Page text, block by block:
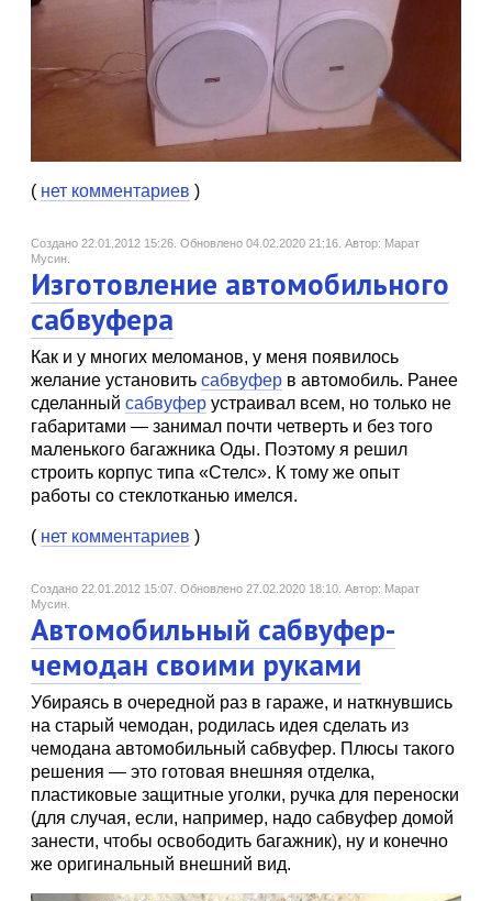
( нет комментариев )
Создано 22.01.2012 15:26. Обновлено 04.02.2020 21:16. Автор: Марат
Мусин.
Изготовление автомобильного
сабвуфера
Как и у многих меломанов, у меня появилось
желание установить сабвуфер в автомобиль. Ранее
сделанный сабвуфер устраивал всем, но только не
габаритами — занимал почти четверть и без того
маленького багажника Оды. Поэтому я решил
строить корпус типа «Стелс». К тому же опыт
работы со стеклотканью имелся.
( нет комментариев )
Создано 22.01.2012 15:07. Обновлено 27.02.2020 18:10. Автор: Марат
Мусин.
Автомобильный сабвуфер-
чемодан своими руками
Убираясь в очередной раз в гараже, и наткнувшись
на старый чемодан, родилась идея сделать из
чемодана автомобильный сабвуфер. Плюсы такого
решения — это готовая внешняя отделка,
пластиковые защитные уголки, ручка для переноски
(для случая, если, например, надо сабвуфер домой
занести, чтобы освободить багажник), ну и конечно
же оригинальный внешний вид.